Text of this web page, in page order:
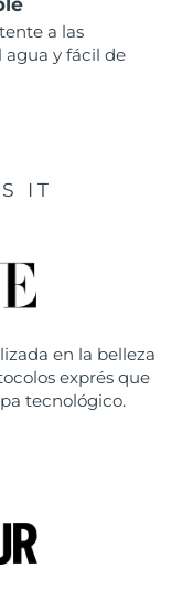
a las
agua y fácil de
IT
en la belleza
exprés que
tecnológico.